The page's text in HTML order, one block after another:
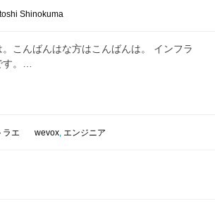
Shinokuma
こんばんはな方はこんばんは。 インフラ
。…
ラエ wevox, エンジニア